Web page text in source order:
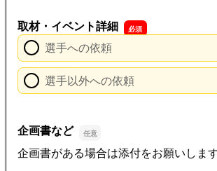
取材・イベント詳細
選手への依頼
選手以外への依頼
企画書など
企画書がある場合は添付をお願いします